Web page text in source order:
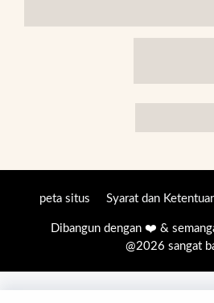
peta situs Syarat dan
Dibangun dengan ❤️ &
@2026 sangat